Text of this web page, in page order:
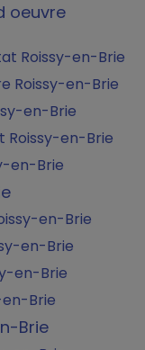
oeuvre
Roissy-en-Brie
Roissy-en-Brie
en-Brie
Roissy-en-Brie
en-Brie
en-Brie
en-Brie
en-Brie
en-Brie
Brie